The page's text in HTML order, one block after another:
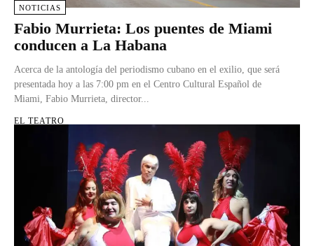
NOTICIAS
Fabio Murrieta: Los puentes de Miami
conducen a La Habana
Acerca de la antología del periodismo cubano en el exilio, que será
presentada hoy a las 7:00 pm en el Centro Cultural Español de
Miami, Fabio Murrieta, director...
EL TEATRO